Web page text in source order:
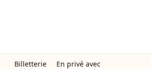
Billetterie En privé avec